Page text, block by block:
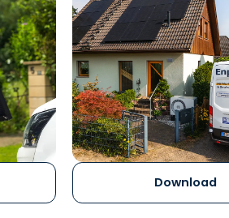
Download